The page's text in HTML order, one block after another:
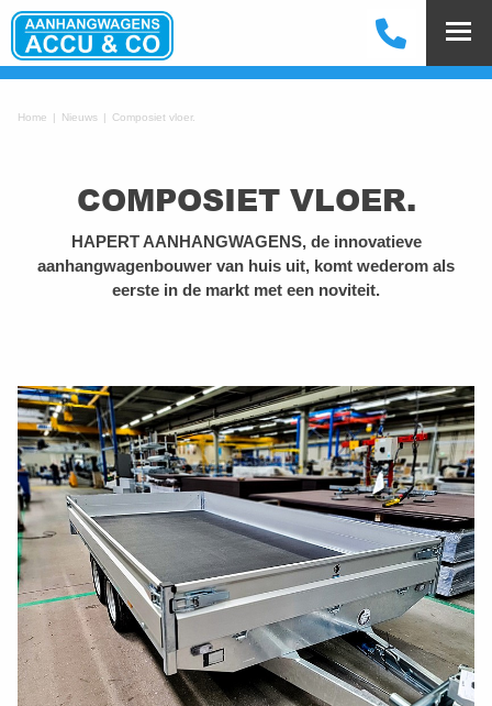
Home Nieuws Composiet vloer.
COMPOSIET VLOER.
HAPERT AANHANGWAGENS, de innovatieve
aanhangwagenbouwer van huis uit, komt wederom als
eerste in de markt met een noviteit.